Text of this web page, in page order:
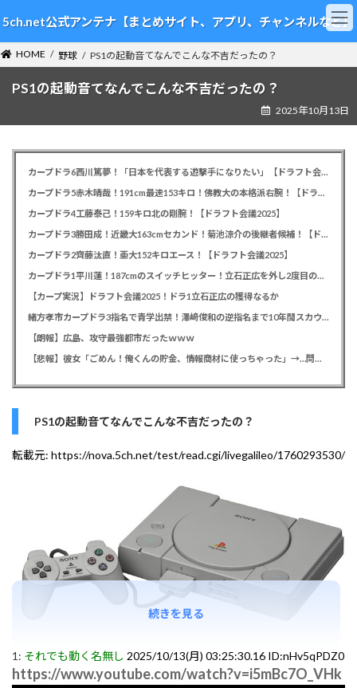
ン
テ
ン
ツ
ビ
ゲ
ー
シ
5ch.net公式アンテナ【まとめサイト、アプリ、チャンネルなど】
HOME 野球 PS1の起動音てなんでこんな不吉だったの？
PS1の起動音てなんでこんな不吉だったの？
2025年10月13日
カープドラ6西川篤夢！「日本を代表する遊撃手になりたい」【ドラフト会議2025】
カープドラ5赤木晴哉！191cm最速153キロ！佛教大の本格派右腕！【ドラフト会議2025】
カープドラ4工藤泰己！159キロ北の剛腕！【ドラフト会議2025】
カープドラ3勝田成！近畿大163cmセカンド！菊池涼介の後継者候補！【ドラフト会議2025】
カープドラ2齊藤汰直！亜大152キロエース！【ドラフト会議2025】
カープドラ1平川蓮！187cmのスイッチヒッター！立石正広を外し2度目の重複も新井監督がクジを引き当てる！【ドラフト会議2025】
【カープ実況】ドラフト会議2025！ドラ1立石正広の獲得なるか
緒方孝市カープドラ3指名で青学出禁！澤﨑俊和の逆指名まで10年間スカウト出禁
【朗報】広島、攻守最強都市だったｗｗｗ
【悲報】彼女「ごめん！俺くんの貯金、情報商材に使っちゃった」→…問い詰めたらギャン泣きされたんだが俺が悪いのか？
PS1の起動音てなんでこんな不吉だったの？
転載元: https://nova.5ch.net/test/read.cgi/livegalileo/1760293530/
1: それでも動く名無し 2025/10/13(月) 03:25:30.16 ID:nHv5qPDZ0
https://www.youtube.com/watch?v=i5mBc7O_VHk
続きを見る